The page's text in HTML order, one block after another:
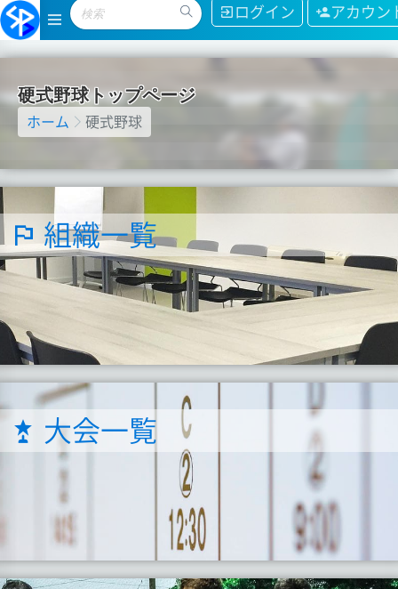
ログイン アカウン
硬式野球トップページ
ホーム 硬式野球
組織一覧
大会一覧